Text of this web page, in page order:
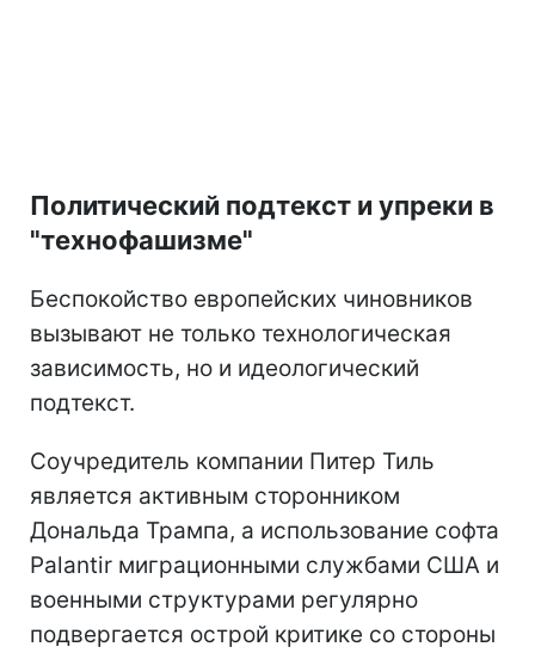
Политический подтекст и упреки в
"технофашизме"
Беспокойство европейских чиновников
вызывают не только технологическая
зависимость, но и идеологический
подтекст.
Соучредитель компании Питер Тиль
является активным сторонником
Дональда Трампа, а использование софта
Palantir миграционными службами США и
военными структурами регулярно
подвергается острой критике со стороны